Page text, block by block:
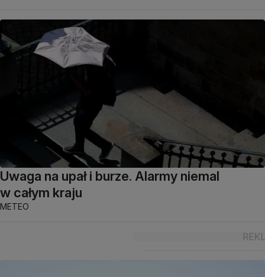
Uwaga na upał i burze. Alarmy niemal
w całym kraju
METEO